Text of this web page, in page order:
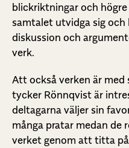
blickriktningar och
samtalet utvidga sig
diskussion och
verk.
Att också verken är med
tycker Rönnqvist är
deltagarna väljer sin
många pratar medan de
verket genom att titta